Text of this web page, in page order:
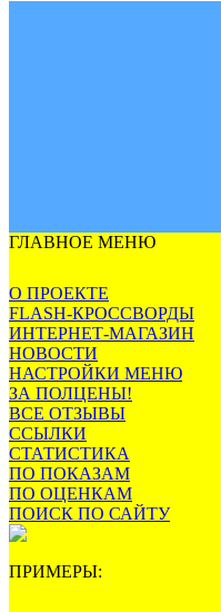
ГЛАВНОЕ МЕНЮ
О ПРОЕКТЕ
FLASH-КРОССВОРДЫ
ИНТЕРНЕТ-МАГАЗИН
НОВОСТИ
НАСТРОЙКИ МЕНЮ
ЗА ПОЛЦЕНЫ!
ВСЕ ОТЗЫВЫ
ССЫЛКИ
СТАТИСТИКА
ПО ПОКАЗАМ
ПО ОЦЕНКАМ
ПОИСК ПО САЙТУ
ПРИМЕРЫ: